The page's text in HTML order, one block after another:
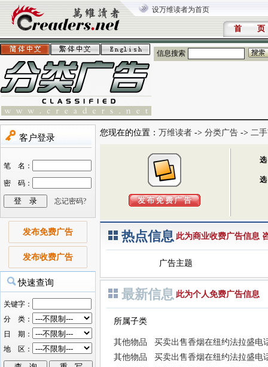
设万维读者为首页
首 页
信息搜索
发布免费广告
发布收费广告
您现在的位置： 万维读者 -> 分类广告 -> 二
热点信息 此为商业收费广告信息
广告主题
最新信息 此为个人免费广告信息
所属子类
其他物品
买卖出售香烟在纽约法拉盛电
其他物品
买卖出售香烟在纽约法拉盛电